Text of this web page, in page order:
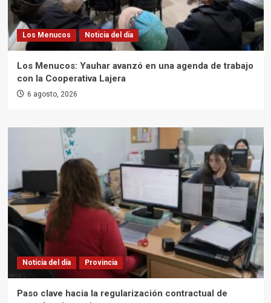
Los Menucos Noticia del día
Los Menucos: Yauhar avanzó en una agenda de trabajo
con la Cooperativa Lajera
6 agosto, 2026
Noticia del día Provincia
Paso clave hacia la regularización contractual de